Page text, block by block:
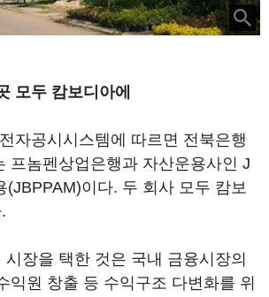
모두 캄보디아에
자공시시스템에 따르면 전북은행
프놈펜상업은행과 자산운용사인 J
(JBPPAM)이다. 두 회사 모두 캄보
장을 택한 것은 국내 금융시장의
익원 창출 등 수익구조 다변화를 위